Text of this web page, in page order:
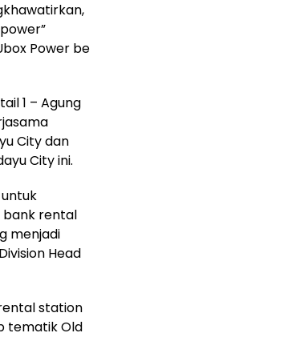
Power be
1 – Agung
City dan
City ini.
bank rental
menjadi
Head
station
tematik Old